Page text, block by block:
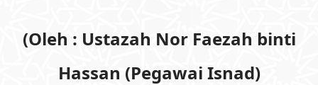
(Oleh : Ustazah Nor Faezah binti
Hassan (Pegawai Isnad)